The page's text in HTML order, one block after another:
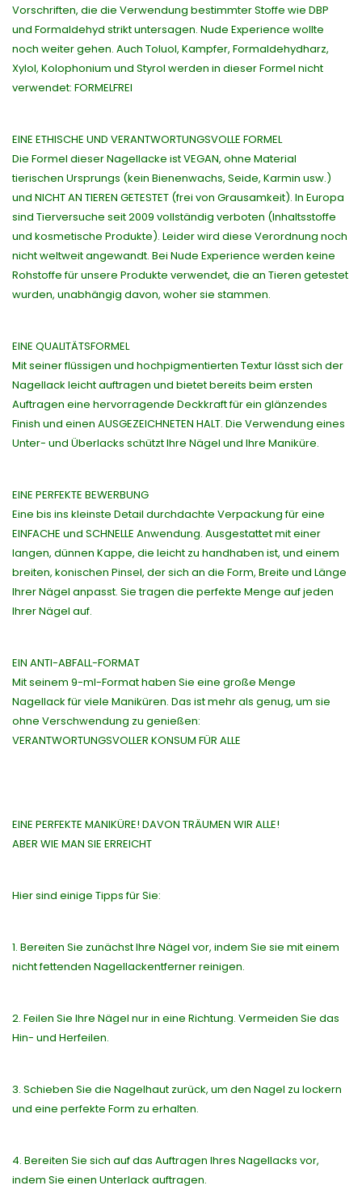
Vorschriften, die die Verwendung bestimmter Stoffe wie DBP
und Formaldehyd strikt untersagen. Nude Experience wollte
noch weiter gehen. Auch Toluol, Kampfer, Formaldehydharz,
Xylol, Kolophonium und Styrol werden in dieser Formel nicht
verwendet: FORMELFREI
EINE ETHISCHE UND VERANTWORTUNGSVOLLE FORMEL
Die Formel dieser Nagellacke ist VEGAN, ohne Material
tierischen Ursprungs (kein Bienenwachs, Seide, Karmin usw.)
und NICHT AN TIEREN GETESTET (frei von Grausamkeit). In Europa
sind Tierversuche seit 2009 vollständig verboten (Inhaltsstoffe
und kosmetische Produkte). Leider wird diese Verordnung noch
nicht weltweit angewandt. Bei Nude Experience werden keine
Rohstoffe für unsere Produkte verwendet, die an Tieren getestet
wurden, unabhängig davon, woher sie stammen.
EINE QUALITÄTSFORMEL
Mit seiner flüssigen und hochpigmentierten Textur lässt sich der
Nagellack leicht auftragen und bietet bereits beim ersten
Auftragen eine hervorragende Deckkraft für ein glänzendes
Finish und einen AUSGEZEICHNETEN HALT. Die Verwendung eines
Unter- und Überlacks schützt Ihre Nägel und Ihre Maniküre.
EINE PERFEKTE BEWERBUNG
Eine bis ins kleinste Detail durchdachte Verpackung für eine
EINFACHE und SCHNELLE Anwendung. Ausgestattet mit einer
langen, dünnen Kappe, die leicht zu handhaben ist, und einem
breiten, konischen Pinsel, der sich an die Form, Breite und Länge
Ihrer Nägel anpasst. Sie tragen die perfekte Menge auf jeden
Ihrer Nägel auf.
EIN ANTI-ABFALL-FORMAT
Mit seinem 9-ml-Format haben Sie eine große Menge
Nagellack für viele Maniküren. Das ist mehr als genug, um sie
ohne Verschwendung zu genießen:
VERANTWORTUNGSVOLLER KONSUM FÜR ALLE
EINE PERFEKTE MANIKÜRE! DAVON TRÄUMEN WIR ALLE!
ABER WIE MAN SIE ERREICHT
Hier sind einige Tipps für Sie:
1. Bereiten Sie zunächst Ihre Nägel vor, indem Sie sie mit einem
nicht fettenden Nagellackentferner reinigen.
2. Feilen Sie Ihre Nägel nur in eine Richtung. Vermeiden Sie das
Hin- und Herfeilen.
3. Schieben Sie die Nagelhaut zurück, um den Nagel zu lockern
und eine perfekte Form zu erhalten.
4. Bereiten Sie sich auf das Auftragen Ihres Nagellacks vor,
indem Sie einen Unterlack auftragen.